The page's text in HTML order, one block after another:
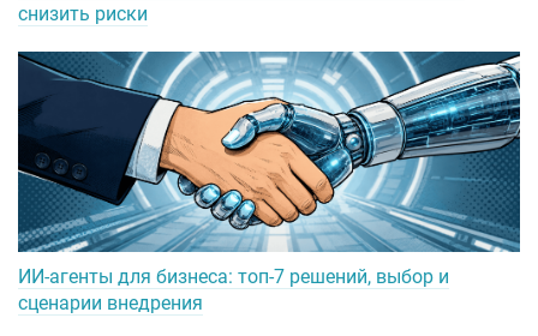
снизить риски
ИИ-агенты для бизнеса: топ-7 решений, выбор и
сценарии внедрения